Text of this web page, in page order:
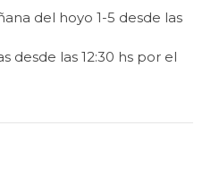
del hoyo 1-5 desde las
desde las 12:30 hs por el